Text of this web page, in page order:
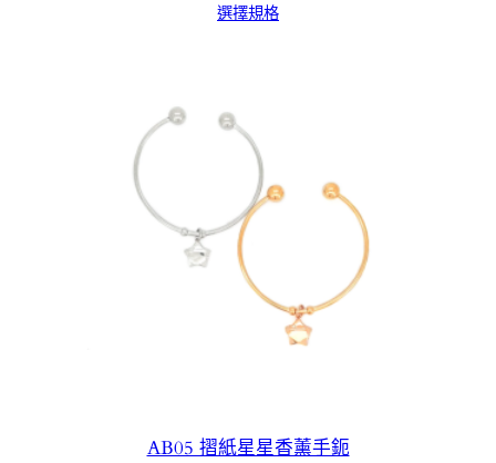
選擇規格
AB05 摺紙星星香薰手鈪